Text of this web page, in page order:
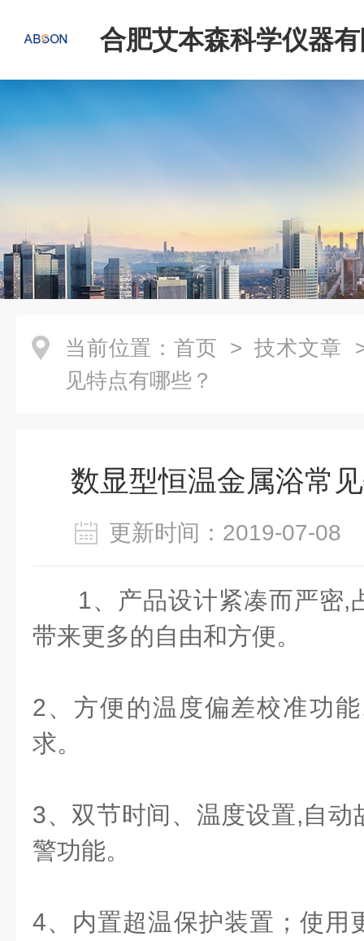
合肥艾本森科学仪器
当前位置： 首页 > 技术文章
见特点有哪些？
数显型恒温金属浴常
更新时间：2019-07-
1、产品设计紧凑而严密,
带来更多的自由和方便。
2、方便的温度偏差校准功
求。
3、双节时间、温度设置,自动
警功能。
4、内置超温保护装置；使用